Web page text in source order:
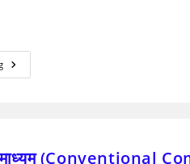
MUSIC
UGC
माध्यम (Conventional